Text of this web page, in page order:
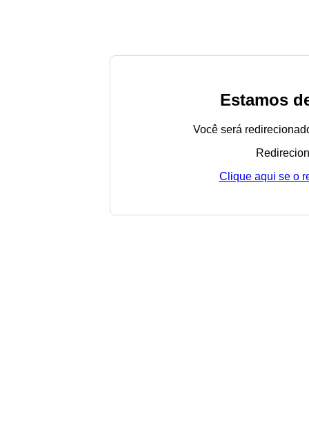
Estamos
Você será
Clique aqui se o